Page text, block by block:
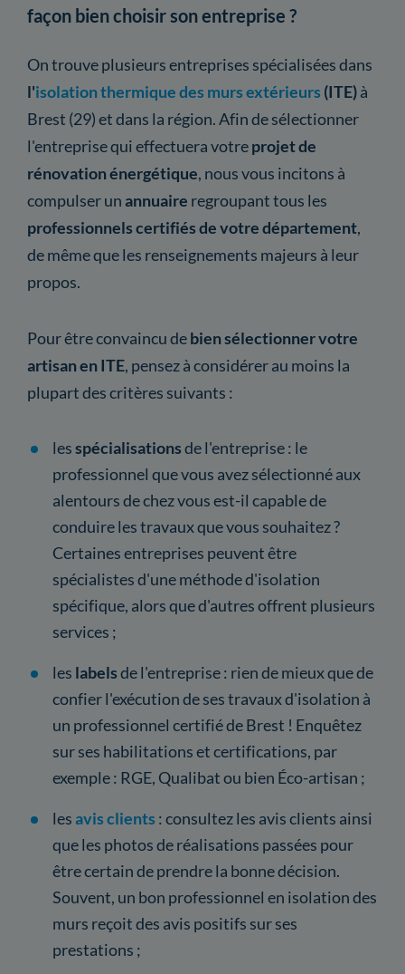
façon bien choisir son entreprise ?
On trouve plusieurs entreprises spécialisées dans
l'isolation thermique des murs extérieurs (ITE)à
Brest (29) et dans la région. Afin de sélectionner
l'entreprise qui effectuera votreprojet de
rénovation énergétique, nous vous incitons à
compulser unannuaire regroupant tous les
professionnels certifiés de votre département,
de même que les renseignements majeurs à leur
propos.
Pour être convaincu debien sélectionner votre
artisan en ITE, pensez à considérer au moins la
plupart des critères suivants :
lesspécialisationsde l'entreprise : le
professionnel que vous avez sélectionné aux
alentours de chez vous est-il capable de
conduire les travaux que vous souhaitez ?
Certaines entreprises peuvent être
spécialistes d'une méthode d'isolation
spécifique, alors que d'autres offrent plusieurs
services ;
les labelsde l'entreprise : rien de mieux que de
confier l'exécution de ses travaux d'isolation à
un professionnel certifié de Brest ! Enquêtez
sur ses habilitations et certifications, par
exemple : RGE, Qualibat ou bien Éco-artisan ;
lesavis clients : consultez les avis clients ainsi
que les photos de réalisations passées pour
être certain de prendre la bonne décision.
Souvent, un bon professionnel en isolation des
murs reçoit des avis positifs sur ses
prestations ;